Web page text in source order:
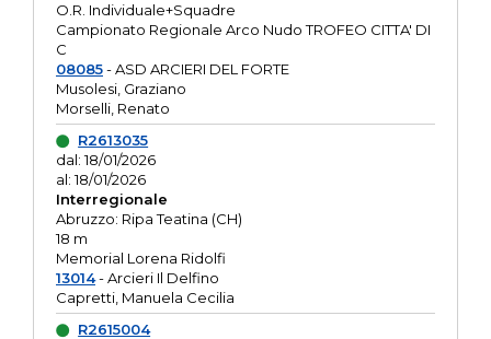
O.R. Individuale+Squadre
Campionato Regionale Arco Nudo TROFEO CITTA' DI
C
08085- ASD ARCIERI DEL FORTE
Musolesi, Graziano
Morselli, Renato
R2613035
dal: 18/01/2026
al: 18/01/2026
Interregionale
Abruzzo: Ripa Teatina (CH)
18 m
Memorial Lorena Ridolfi
13014- Arcieri Il Delfino
Capretti, Manuela Cecilia
R2615004